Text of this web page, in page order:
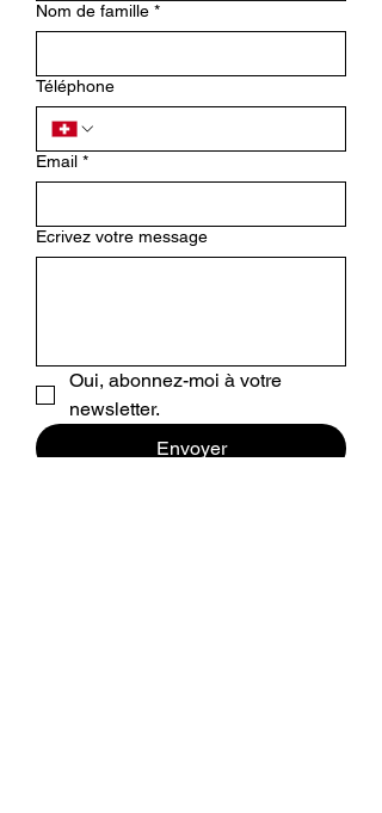
Nom de famille *
Téléphone
Email *
Ecrivez votre message
Oui, abonnez-moi à votre
newsletter.
Envoyer